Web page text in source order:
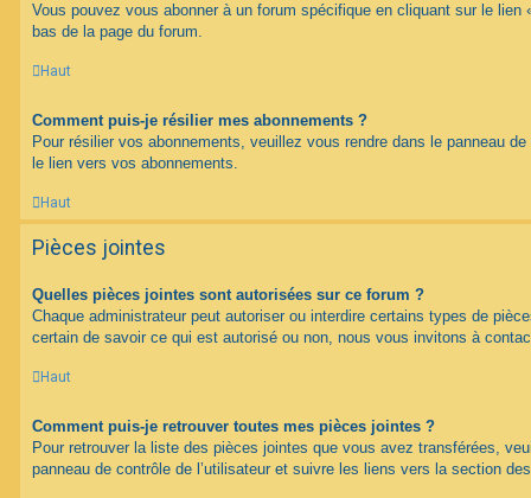
Vous pouvez vous abonner à un forum spécifique en cliquant sur le lien
bas de la page du forum.
Haut
Comment puis-je résilier mes abonnements ?
Pour résilier vos abonnements, veuillez vous rendre dans le panneau
le lien vers vos abonnements.
Haut
Pièces jointes
Quelles pièces jointes sont autorisées sur ce forum ?
Chaque administrateur peut autoriser ou interdire certains types de
certain de savoir ce qui est autorisé ou non, nous vous invitons à
Haut
Comment puis-je retrouver toutes mes pièces jointes ?
Pour retrouver la liste des pièces jointes que vous avez transférées,
panneau de contrôle de l’utilisateur et suivre les liens vers la section